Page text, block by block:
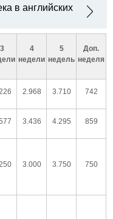
в английских
3
4
недели
5
недель
Доп.
неделя
2.968 3.710 742
3.436 4.295 859
3.000 3.750 750